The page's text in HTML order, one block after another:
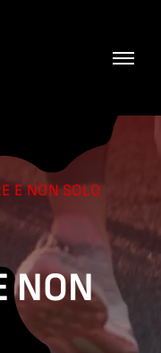
E NON SOLO
NON